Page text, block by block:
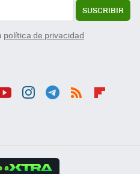
SUSCRIBIR
política de privacidad
a